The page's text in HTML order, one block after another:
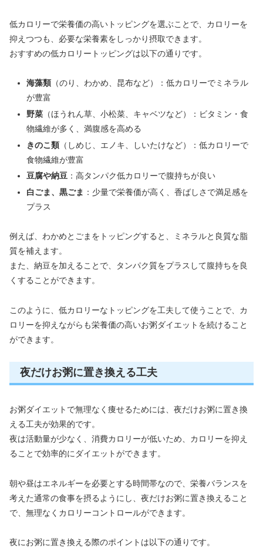
低カロリーで栄養価の高いトッピングを選ぶことで、カロリーを
抑えつつも、必要な栄養素をしっかり摂取できます。
おすすめの低カロリートッピングは以下の通りです。
海藻類（のり、わかめ、昆布など）：低カロリーでミネラル
が豊富
野菜（ほうれん草、小松菜、キャベツなど）：ビタミン・食
物繊維が多く、満腹感を高める
きのこ類（しめじ、エノキ、しいたけなど）：低カロリーで
食物繊維が豊富
豆腐や納豆：高タンパク低カロリーで腹持ちが良い
白ごま、黒ごま ：少量で栄養価が高く、香ばしさで満足感を
プラス
例えば、わかめとごまをトッピングすると、ミネラルと良質な脂
質を補えます。
また、納豆を加えることで、タンパク質をプラスして腹持ちを良
くすることができます。
このように、低カロリーなトッピングを工夫して使うことで、カ
ロリーを抑えながらも栄養価の高いお粥ダイエットを続けること
ができます。
夜だけお粥に置き換える工夫
お粥ダイエットで無理なく痩せるためには、夜だけお粥に置き換
える工夫が効果的です。
夜は活動量が少なく、消費カロリーが低いため、カロリーを抑え
ることで効率的にダイエットができます。
朝や昼はエネルギーを必要とする時間帯なので、栄養バランスを
考えた通常の食事を摂るようにし、夜だけお粥に置き換えること
で、無理なくカロリーコントロールができます。
夜にお粥に置き換える際のポイントは以下の通りです。